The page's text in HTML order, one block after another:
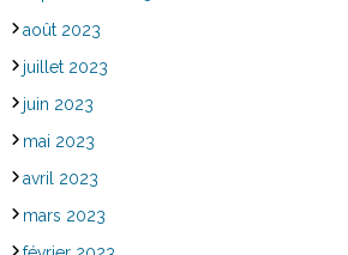
août 2023
juillet 2023
juin 2023
mai 2023
avril 2023
mars 2023